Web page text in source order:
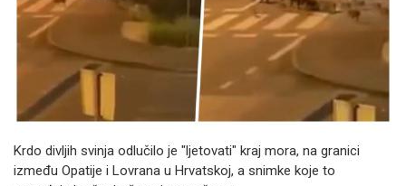
Krdo divljih svinja odlučilo je "ljetovati" kraj mora, na granici
između Opatije i Lovrana u Hrvatskoj, a snimke koje to